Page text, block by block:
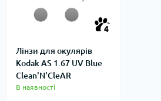
4
4
Лінзи для окулярів
Kodak AS 1.67 UV Blue
Clean'N'CleAR
В наявності